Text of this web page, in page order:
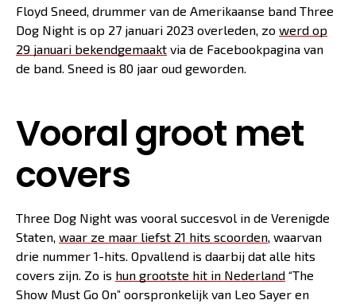
Floyd Sneed, drummer van de Amerikaanse band Three
Dog Night is op 27 januari 2023 overleden, zo werd op
29 januari bekendgemaakt via de Facebookpagina van
de band. Sneed is 80 jaar oud geworden.
Vooral groot met
covers
Three Dog Night was vooral succesvol in de Verenigde
Staten, waar ze maar liefst 21 hits scoorden, waarvan
drie nummer 1-hits. Opvallend is daarbij dat alle hits
covers zijn. Zo is hun grootste hit in Nederland “The
Show Must Go On” oorspronkelijk van Leo Sayer en